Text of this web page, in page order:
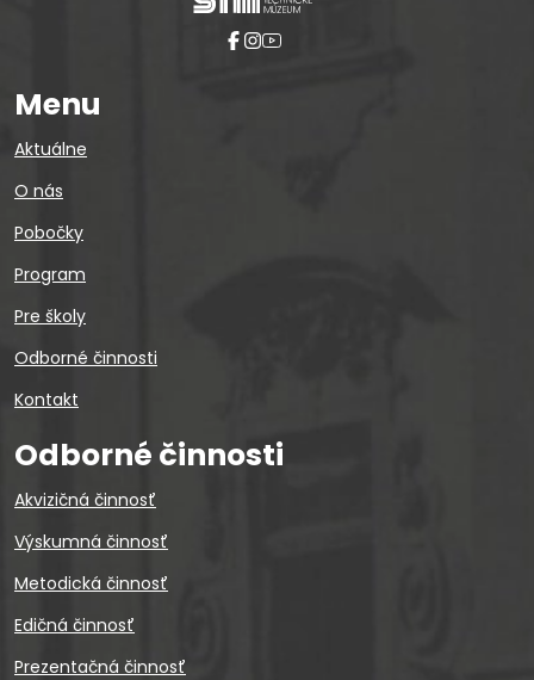
Menu
Aktuálne
O nás
Pobočky
Program
Pre školy
Odborné činnosti
Kontakt
Odborné činnosti
Akvizičná činnosť
Výskumná činnosť
Metodická činnosť
Edičná činnosť
Prezentačná činnosť